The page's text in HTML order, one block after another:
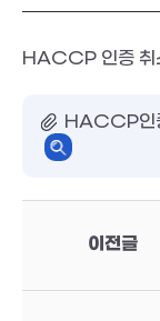
HACCP 인증 취
HACCP인
이전글